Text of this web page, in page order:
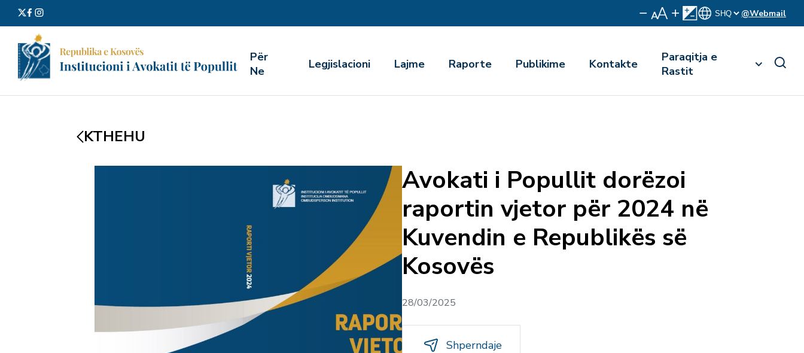
@Webmail
Për
Ne
Legjislacioni Lajme Raporte Publikime Kontakte
Paraqitja e
Rastit
KTHEHU
Avokati i Popullit dorëzoi
raportin vjetor për 2024 në
Kuvendin e Republikës së
Kosovës
28/03/2025
Shperndaje